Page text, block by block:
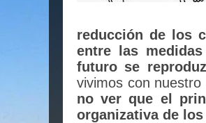
reducción de los
entre las
futuro se
vivimos con
no ver que el
organizativa de